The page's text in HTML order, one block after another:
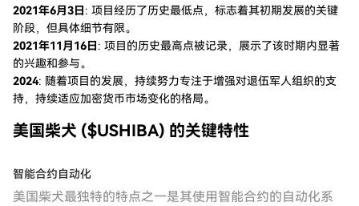
2021年6月3日 : 项目经历了历史最低点，标志着其初期发展的关键
阶段，但具体细节有限。
2021年11月16日 : 项目的历史最高点被记录，展示了该时期内显著
的兴趣和参与。
2024: 随着项目的发展，持续努力专注于增强对退伍军人组织的支
持，持续适应加密货币市场变化的格局。
美国柴犬 ($USHIBA) 的关键特性
智能合约自动化
美国柴犬最独特的特点之一是其使用智能合约的自动化系